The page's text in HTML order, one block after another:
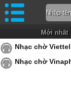
Mới nhất
Nhạc chờ Viettel
Nhạc chờ